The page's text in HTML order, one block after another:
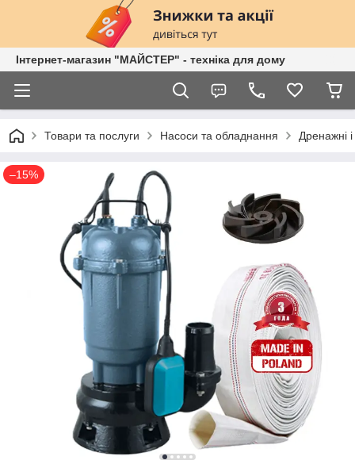
Інтернет-магазин "МАЙСТЕР" - техніка для дому
Товари та послуги Насоси та обладнання Дренажні
–15%